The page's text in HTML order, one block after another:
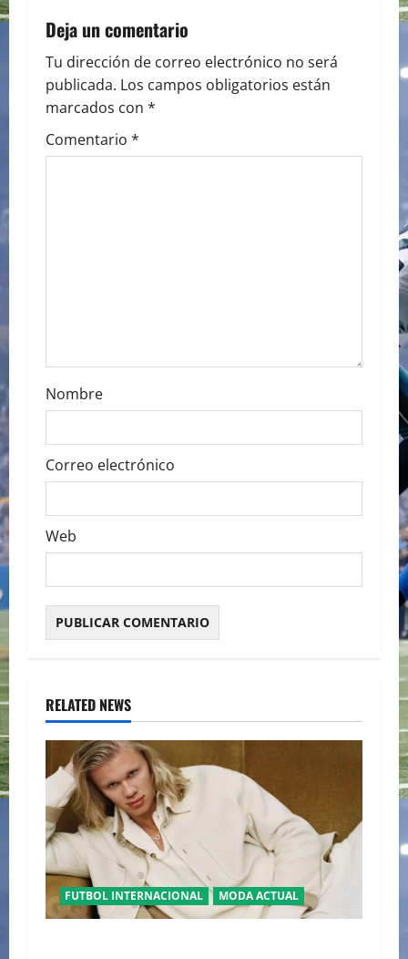
n
a
v
i
n
Deja un comentario
Tu dirección de correo electrónico no será
publicada. Los campos obligatorios están
marcados con *
Comentario *
Nombre
Correo electrónico
Web
RELATED NEWS
FUTBOL INTERNACIONAL MODA ACTUAL